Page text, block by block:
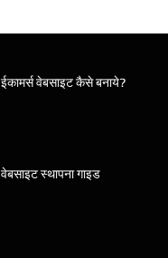
ईकामर्स वेबसाइट कैसे बनाये?
वेबसाइट स्थापना गाइड